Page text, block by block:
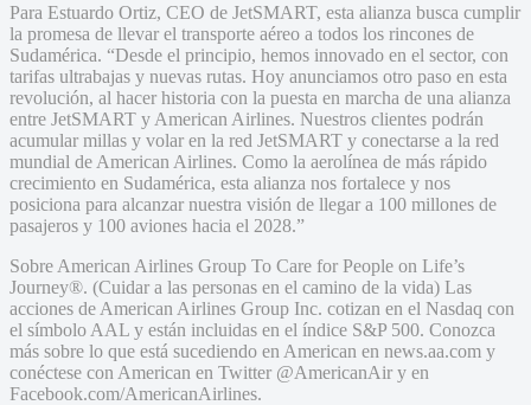
Para Estuardo Ortiz, CEO de JetSMART, esta alianza busca cumplir
la promesa de llevar el transporte aéreo a todos los rincones de
Sudamérica. “Desde el principio, hemos innovado en el sector, con
tarifas ultrabajas y nuevas rutas. Hoy anunciamos otro paso en esta
revolución, al hacer historia con la puesta en marcha de una alianza
entre JetSMART y American Airlines. Nuestros clientes podrán
acumular millas y volar en la red JetSMART y conectarse a la red
mundial de American Airlines. Como la aerolínea de más rápido
crecimiento en Sudamérica, esta alianza nos fortalece y nos
posiciona para alcanzar nuestra visión de llegar a 100 millones de
pasajeros y 100 aviones hacia el 2028.”
Sobre American Airlines Group To Care for People on Life’s
Journey®. (Cuidar a las personas en el camino de la vida) Las
acciones de American Airlines Group Inc. cotizan en el Nasdaq con
el símbolo AAL y están incluidas en el índice S&P 500. Conozca
más sobre lo que está sucediendo en American en news.aa.com y
conéctese con American en Twitter @AmericanAir y en
Facebook.com/AmericanAirlines.